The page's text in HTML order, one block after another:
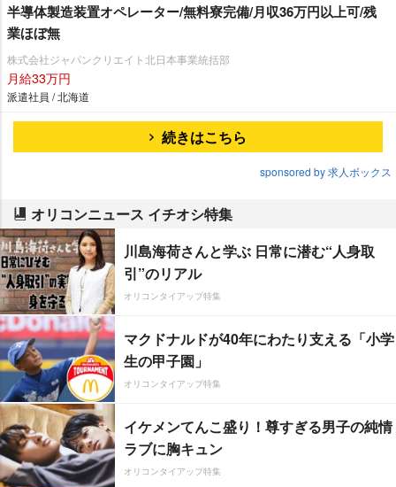
半導体製造装置オペレーター/無料寮完備/月収36万円以上可/残
業ほぼ無
株式会社ジャパンクリエイト北日本事業統括部
月給33万円
派遣社員 / 北海道
続きはこちら
sponsored by 求人ボックス
オリコンニュース イチオシ特集
川島海荷さんと学ぶ 日常に潜む“人身取
引”のリアル
オリコンタイアップ特集
マクドナルドが40年にわたり支える「小学
生の甲子園」
オリコンタイアップ特集
イケメンてんこ盛り！尊すぎる男子の純情
ラブに胸キュン
オリコンタイアップ特集